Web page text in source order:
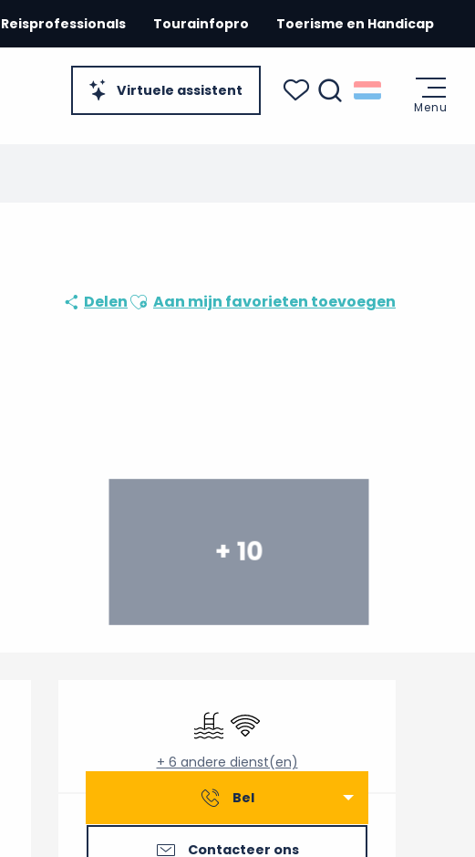
Virtuele assistent
Reisprofessionals Tourainfopro Toerisme en Handicap
Menu
DelenAjouter aux favoris
Aan mijn favorieten toevoegen
+ 10
Openingstijden en
Zwembad
Wifi
+ 6 andere dienst(en)
Bel
Contacteer ons